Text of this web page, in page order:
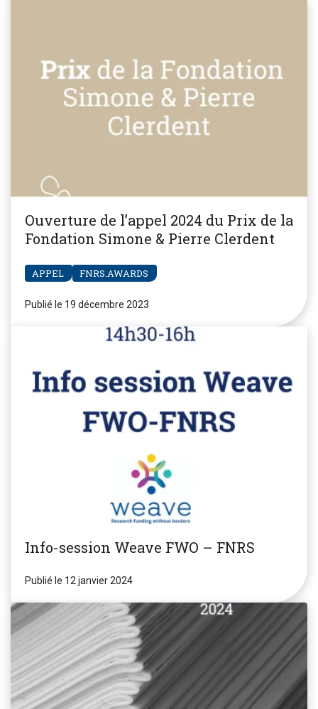
Ouverture de l’appel 2024 du Prix de la
Fondation Simone & Pierre Clerdent
APPEL FNRS.AWARDS
Publié le 19 décembre 2023
Info-session Weave FWO – FNRS
Publié le 12 janvier 2024